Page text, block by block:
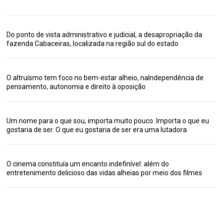
Do ponto de vista administrativo e judicial, a desapropriação da
fazenda Cabaceiras, localizada na região sul do estado
O altruísmo tem foco no bem-estar alheio, naIndependência de
pensamento, autonomia e direito à oposição
Um nome para o que sou, importa muito pouco. Importa o que eu
gostaria de ser. O que eu gostaria de ser era uma lutadora
O cinema constituía um encanto indefinível: além do
entretenimento delicioso das vidas alheias por meio dos filmes